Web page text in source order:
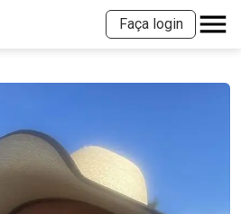
Faça login